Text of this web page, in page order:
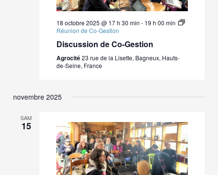
18 octobre 2025 @ 17 h 30 min - 19 h 00 min
Réunion de Co-Gestion
Discussion de Co-Gestion
Agrocité23 rue de la Lisette, Bagneux, Hauts-
de-Seine, France
novembre 2025
SAM
15